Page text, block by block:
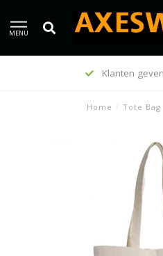
MENU
Klanten
Home / Tote